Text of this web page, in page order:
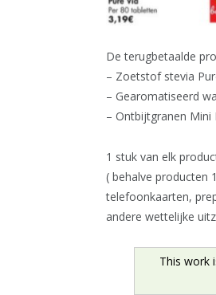
De terugbetaalde
– Zoetstof stevia
– Gearomatiseerd
– Ontbijtgranen Mini
1 stuk van elk
( behalve producten
telefoonkaarten,
andere wettelijke
This work